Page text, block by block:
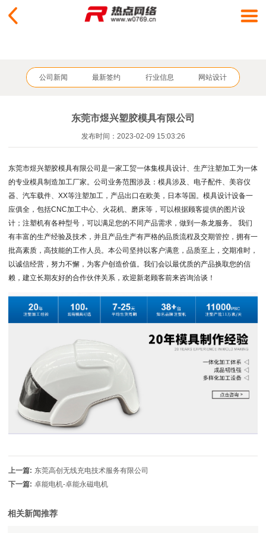
公司新闻 最新签约 行业信息 网站设计
东莞市煜兴塑胶模具有限公司
发布时间：2023-02-09 15:03:26
东莞市煜兴塑胶模具有限公司是一家工贸一体集模具设计、生产注塑加工为一体
的专业模具制造加工厂家。公司业务范围涉及：模具涉及、电子配件、美容仪
器、汽车载件、XX等注塑加工，产品出口在欧美，日本等国。模具设计设备一
应俱全，包括CNC加工中心、火花机、磨床等，可以根据顾客提供的图片设
计；注塑机有各种型号，可以满足您的不同产品需求，做到一条龙服务。 我们
有丰富的生产经验及技术，并且产品生产有严格的品质流程及交期管控，拥有一
批高素质，高技能的工作人员。本公司坚持以客户满意，品质至上，交期准时，
以诚信经营，努力不懈，为客户创造价值。我们会以最优质的产品换取您的信
赖，建立长期友好的合作伙伴关系，欢迎新老顾客前来咨询洽谈！
上一篇: 东莞高创无线充电技术服务有限公司
下一篇: 卓能电机-卓能永磁电机
相关新闻推荐